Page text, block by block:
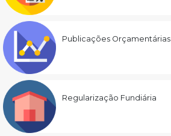
Publicações Orçamentárias
Regularização Fundiária